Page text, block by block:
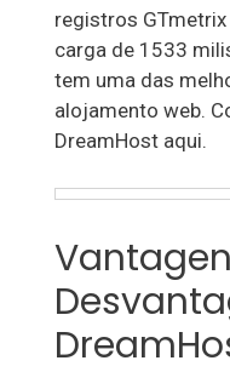
registros
carga de 1533
tem uma das
alojamento web.
DreamHost aqui.